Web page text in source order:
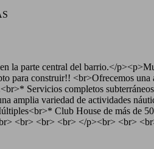
la parte central del barrio.</
para construir!! <br>Ofrecemos
Servicios completos
amplia variedad de actividades
Club House de más de
<br> <br> <br> </p><br> <br>